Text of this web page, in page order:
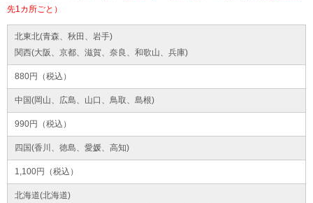
先1カ所ごと）
北東北(青森、秋田、岩手)
関西(大阪、京都、滋賀、奈良、和歌山、兵庫)
880円（税込）
中国(岡山、広島、山口、鳥取、島根)
990円（税込）
四国(香川、徳島、愛媛、高知)
1,100円（税込）
北海道(北海道)